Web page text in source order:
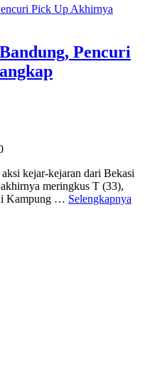
Pencuri
kejar-kejaran dari Bekasi
meringkus T (33),
Kampung … Selengkapnya